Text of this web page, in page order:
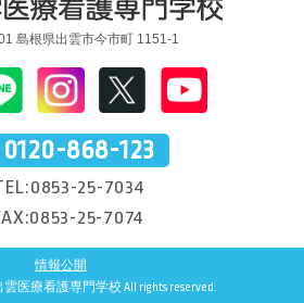
島根県出雲市今市町 1151-1
0120-868-123
25-7034
25-7074
情報公開
雲医療看護専門学校 All rights reserved.